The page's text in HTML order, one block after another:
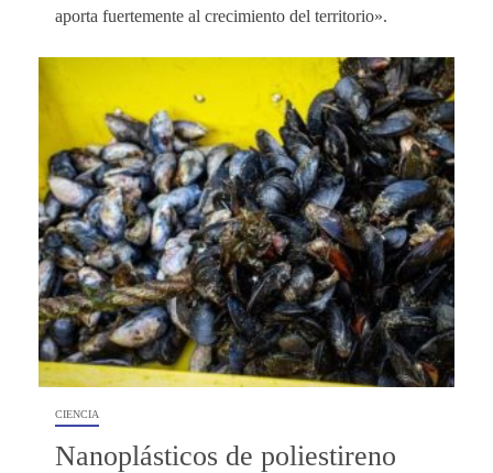
aporta fuertemente al crecimiento del territorio».
CIENCIA
Nanoplásticos de poliestireno